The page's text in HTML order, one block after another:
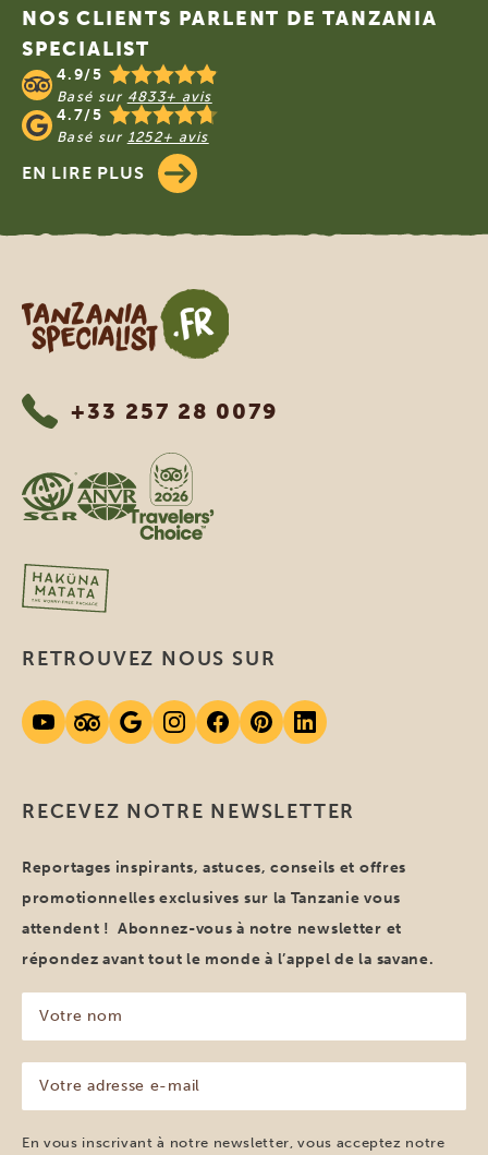
NOS CLIENTS PARLENT DE TANZANIA
SPECIALIST
4.9/5
Basé sur 4833+ avis
4.7/5
Basé sur 1252+ avis
EN LIRE PLUS
Tanzania Specialist
+33 257 28 0079
RECEVEZ NOTRE NEWSLETTER
Reportages inspirants, astuces, conseils et offres
promotionnelles exclusives sur la Tanzanie vous
attendent ! Abonnez-vous à notre newsletter et
répondez avant tout le monde à l’appel de la savane.
nom
(Nécessaire)
adresse
e-
mail
En vous inscrivant à notre newsletter, vous acceptez notre
RETROUVEZ NOUS SUR